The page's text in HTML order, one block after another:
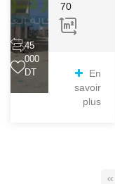
45
000
DT
70
En
savoir
plus